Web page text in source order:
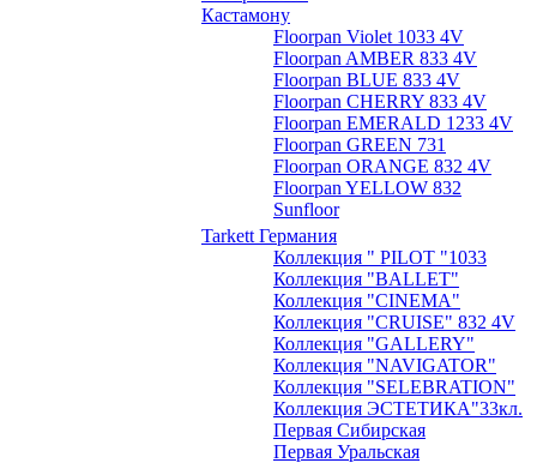
Кастамону
Floorpan Violet 1033 4V
Floorpan AMBER 833 4V
Floorpan BLUE 833 4V
Floorpan CHERRY 833 4V
Floorpan EMERALD 1233 4V
Floorpan GREEN 731
Floorpan ORANGE 832 4V
Floorpan YELLOW 832
Sunfloor
Tarkett Германия
Коллекция " PILOT "1033
Коллекция "BALLET"
Коллекция "CINEMA"
Коллекция "CRUISE" 832 4V
Коллекция "GALLERY"
Коллекция "NAVIGATOR"
Коллекция "SELEBRATION"
Коллекция ЭСТЕТИКА"33кл.
Первая Сибирская
Первая Уральская